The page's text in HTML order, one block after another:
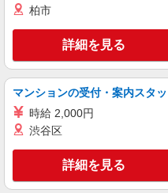
キープ
派遣社員
株式会社トラストグロース 北海
住宅型有料
【派遣
北海道札
柏市
詳細を見る
マンションの受付・案内スタ
時給 2,000円
渋谷区
詳細を見る